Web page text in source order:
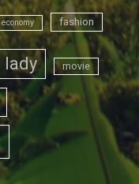
economy fashion
lady movie